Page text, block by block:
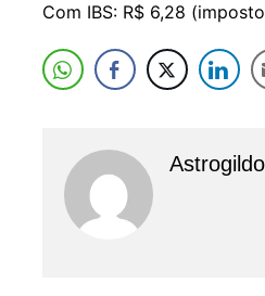
Com IBS: R$ 6,28